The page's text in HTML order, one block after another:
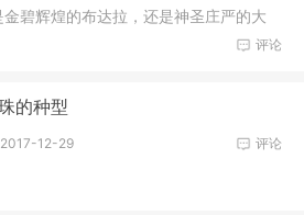
碧辉煌的布达拉，还是神圣庄严的大
评论
的种型
评论
2017-12-29